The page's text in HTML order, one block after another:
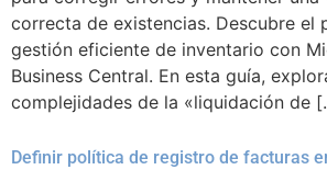
correcta de existencias. Descubre el
gestión eficiente de inventario con
Business Central. En esta guía,
complejidades de la «liquidación de
Definir política de registro de facturas